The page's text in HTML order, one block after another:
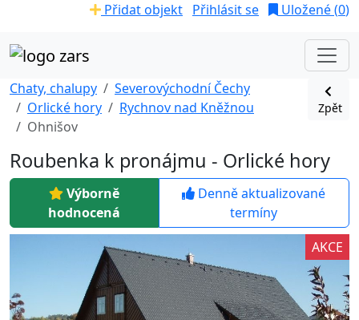
Přidat objekt Přihlásit se Uložené (0)
Chaty, chalupy
Severovýchodní Čechy
Orlické hory
Rychnov nad Kněžnou
Ohnišov
Zpět
Roubenka k pronájmu - Orlické hory
Výborně
hodnocená
Denně aktualizované
termíny
AKCE